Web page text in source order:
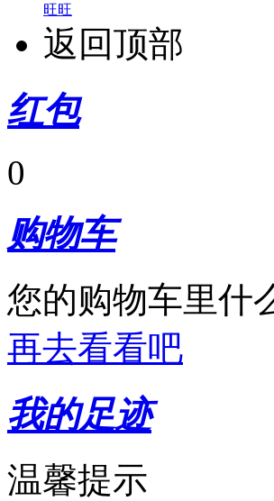
旺旺
返回顶部
红包
0
购物车
您的购物车里什
再去看看吧
我的足迹
温馨提示